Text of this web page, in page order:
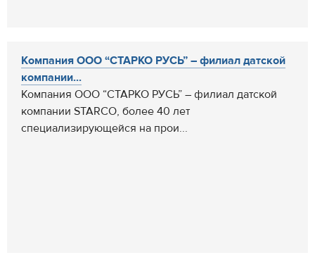
Компания ООО “СТАРКО РУСЬ” – филиал датской
компании...
Компания ООО “СТАРКО РУСЬ” – филиал датской
компании STARCO, более 40 лет
специализирующейся на прои...